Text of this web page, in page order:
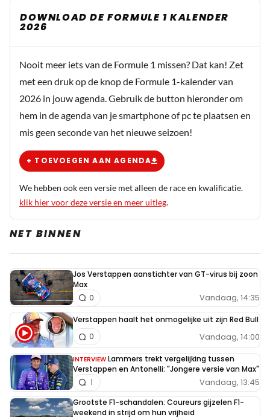
DOWNLOAD DE FORMULE 1 KALENDER
2026
Nooit meer iets van de Formule 1 missen? Dat kan! Zet
met een druk op de knop de Formule 1-kalender van
2026 in jouw agenda. Gebruik de button hieronder om
hem in de agenda van je smartphone of pc te plaatsen en
mis geen seconde van het nieuwe seizoen!
+ TOEVOEGEN AAN AGENDA
We hebben ook een versie met alleen de race en kwalificatie.
klik hier voor deze versie en meer uitleg.
NET BINNEN
Jos Verstappen aanstichter van GT-virus bij zoon
Max
Vandaag, 14:35
0
Verstappen haalt het onmogelijke uit zijn Red Bull
Vandaag, 14:00
0
INTERVIEW Lammers trekt vergelijking tussen
Verstappen en Antonelli: "Jongere versie van Max"
Vandaag, 13:45
1
Grootste F1-schandalen: Coureurs gijzelen F1-
weekend in strijd om hun vrijheid